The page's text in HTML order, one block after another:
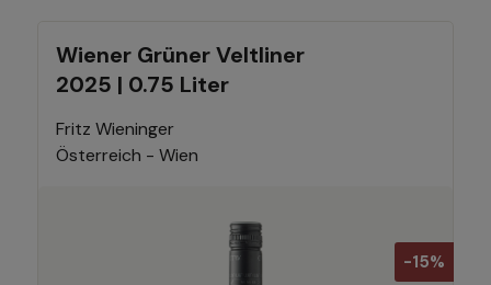
Wiener Grüner Veltliner
2025 | 0.75 Liter
Fritz Wieninger
Österreich - Wien
-15%